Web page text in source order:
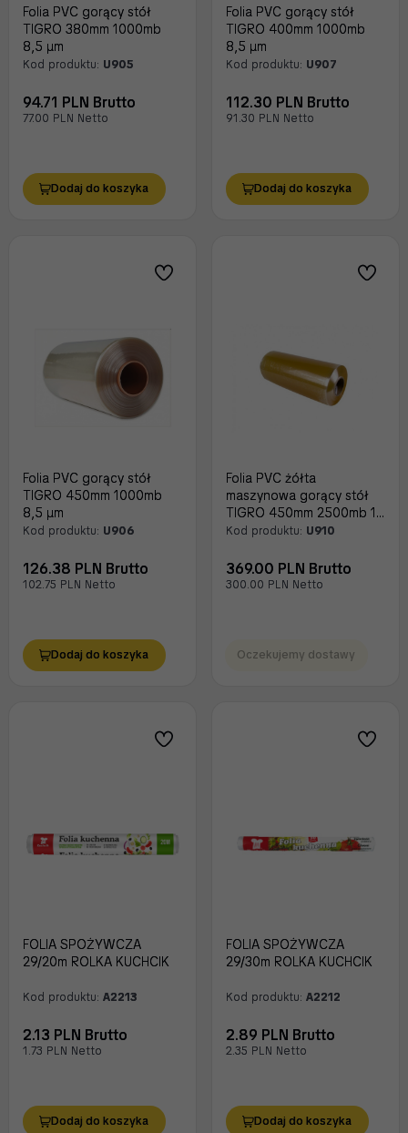
Folia PVC gorący stół
TIGRO 380mm 1000mb
8,5 μm
Kod produktu: U905
94.71 PLN Brutto
77.00 PLN Netto
Dodaj do koszyka
Folia PVC gorący stół
TIGRO 400mm 1000mb
8,5 μm
Kod produktu: U907
112.30 PLN Brutto
91.30 PLN Netto
Dodaj do koszyka
Folia PVC gorący stół
TIGRO 450mm 1000mb
8,5 μm
Kod produktu: U906
126.38 PLN Brutto
102.75 PLN Netto
Dodaj do koszyka
Folia PVC żółta
maszynowa gorący stół
TIGRO 450mm 2500mb 11
μm
Kod produktu: U910
369.00 PLN Brutto
300.00 PLN Netto
Oczekujemy dostawy
FOLIA SPOŻYWCZA
29/20m ROLKA KUCHCIK
Kod produktu: A2213
2.13 PLN Brutto
1.73 PLN Netto
Dodaj do koszyka
FOLIA SPOŻYWCZA
29/30m ROLKA KUCHCIK
Kod produktu: A2212
2.89 PLN Brutto
2.35 PLN Netto
Dodaj do koszyka